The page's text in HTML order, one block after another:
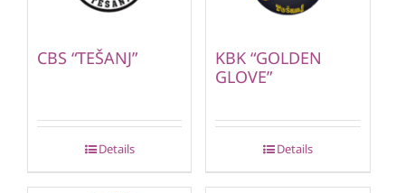
CBS “TEŠANJ”
Details
KBK “GOLDEN
GLOVE”
Details